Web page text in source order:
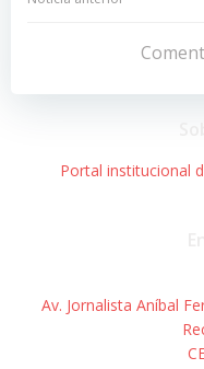
Post
Portal institucional
Av. Jornalista Aníbal